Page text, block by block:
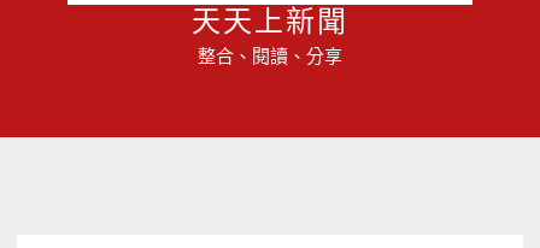
天天上新聞
整合、閱讀、分享